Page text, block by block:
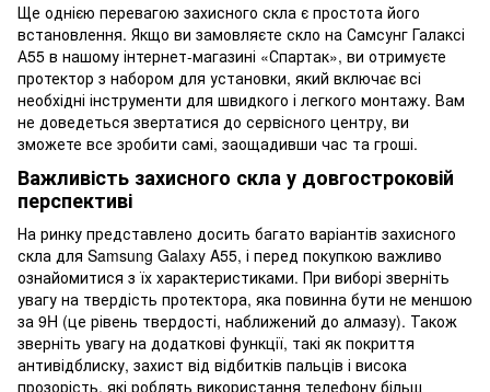
Ще однією перевагою захисного скла є простота його
встановлення. Якщо ви замовляєте скло на Самсунг Галаксі
А55 в нашому інтернет-магазині «Спартак», ви отримуєте
протектор з набором для установки, який включає всі
необхідні інструменти для швидкого і легкого монтажу. Вам
не доведеться звертатися до сервісного центру, ви
зможете все зробити самі, заощадивши час та гроші.
Важливість захисного скла у довгостроковій
перспективі
На ринку представлено досить багато варіантів захисного
скла для Samsung Galaxy A55, і перед покупкою важливо
ознайомитися з їх характеристиками. При виборі зверніть
увагу на твердість протектора, яка повинна бути не меншою
за 9H (це рівень твердості, наближений до алмазу). Також
зверніть увагу на додаткові функції, такі як покриття
антивідблиску, захист від відбитків пальців і висока
прозорість, які роблять використання телефону більш